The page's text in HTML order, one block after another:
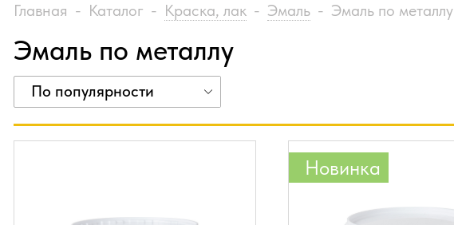
Главная - Каталог - Краска, лак - Эмаль - Эмаль по металлу
Эмаль по металлу
По популярности
Новинка